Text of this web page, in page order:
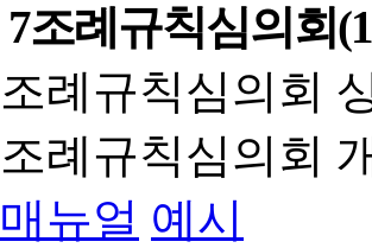
7조례규칙심의회
조례규칙심의회
조례규칙심의회
매뉴얼 예시